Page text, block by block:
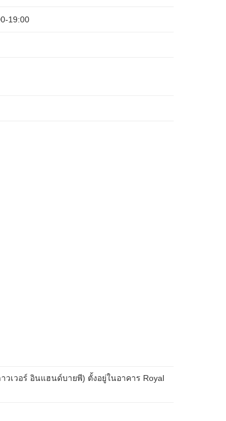
19:00
วเวอร์ อินแฮนด์บายพี) ตั้งอยู่ในอาคาร Royal